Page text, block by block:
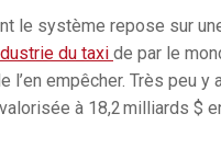
le système repose sur
du taxi de par le
l’en empêcher. Très peu y
à 18,2 milliards $